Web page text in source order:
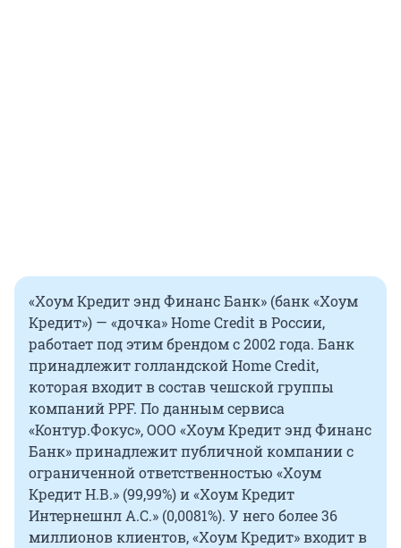
«Хоум Кредит энд Финанс Банк» (банк «Хоум
Кредит») — «дочка» Home Credit в России,
работает под этим брендом с 2002 года. Банк
принадлежит голландской Home Credit,
которая входит в состав чешской группы
компаний PPF. По данным сервиса
«Контур.Фокус», ООО «Хоум Кредит энд Финанс
Банк» принадлежит публичной компании с
ограниченной ответственностью «Хоум
Кредит Н.В.» (99,99%) и «Хоум Кредит
Интернешнл А.С.» (0,0081%). У него более 36
миллионов клиентов, «Хоум Кредит» входит в